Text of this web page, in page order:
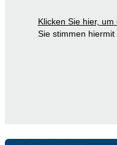
Klicken Sie hier, um
Sie stimmen